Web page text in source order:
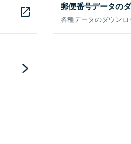
郵便番号データの
各種データのダウンロ